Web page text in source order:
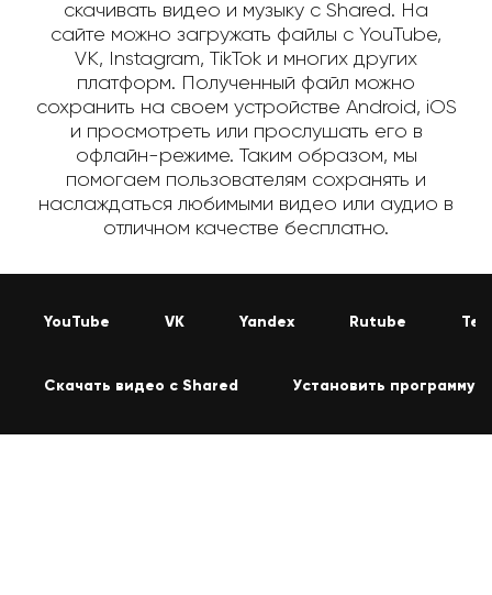
скачивать видео и музыку с Shared. На
сайте можно загружать файлы с YouTube,
VK, Instagram, TikTok и многих других
платформ. Полученный файл можно
сохранить на своем устройстве Android, iOS
и просмотреть или прослушать его в
офлайн-режиме. Таким образом, мы
помогаем пользователям сохранять и
наслаждаться любимыми видео или аудио в
отличном качестве бесплатно.
YouTube VK Yandex Rutube
Скачать видео с Shared Установить программу